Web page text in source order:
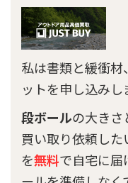
私は書類と緩衝
ットを申し込みし
段ボールの大きさ
買い取り依頼し
を無料で自宅に届